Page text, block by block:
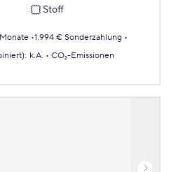
Stoff
1.994 € Sonderzahlung
: k.A.
CO₂-Emissionen